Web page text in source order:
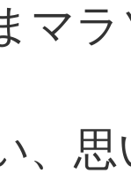
マ
、